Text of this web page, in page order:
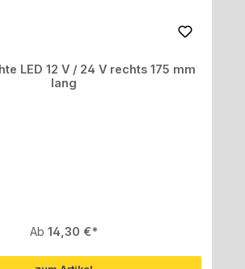
LED 12 V / 24 V rechts 175 mm
lang
Regulärer Preis:
Ab 14,30 €